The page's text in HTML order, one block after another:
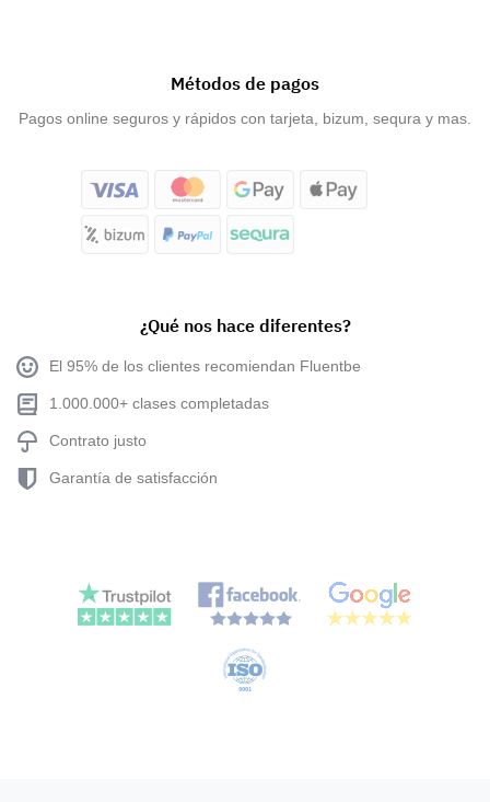
Métodos de pagos
Pagos online seguros y rápidos con tarjeta, bizum, sequra y mas.
¿Qué nos hace diferentes?
El 95% de los clientes recomiendan Fluentbe
1.000.000+ clases completadas
Contrato justo
Garantía de satisfacción